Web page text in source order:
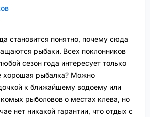
становится понятно, почему сюда
рыбаки. Всех поклонников
сезон года интересует только
хорошая рыбалка? Можно
к ближайшему водоему или
рыболовов о местах клева, но
нет никакой гарантии, что отдых с